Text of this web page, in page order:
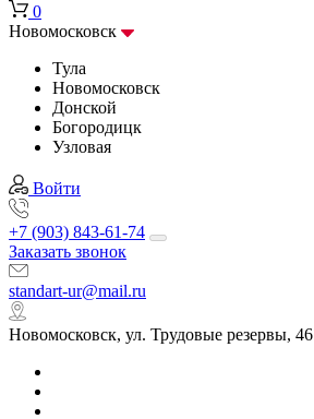
0
Новомосковск
Тула
Новомосковск
Донской
Богородицк
Узловая
Войти
+7 (903) 843-61-74
Заказать звонок
standart-ur@mail.ru
Новомосковск, ул. Трудовые резервы, 46